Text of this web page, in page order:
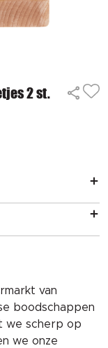
2 st.
van
boodschappen
we scherp op
we onze